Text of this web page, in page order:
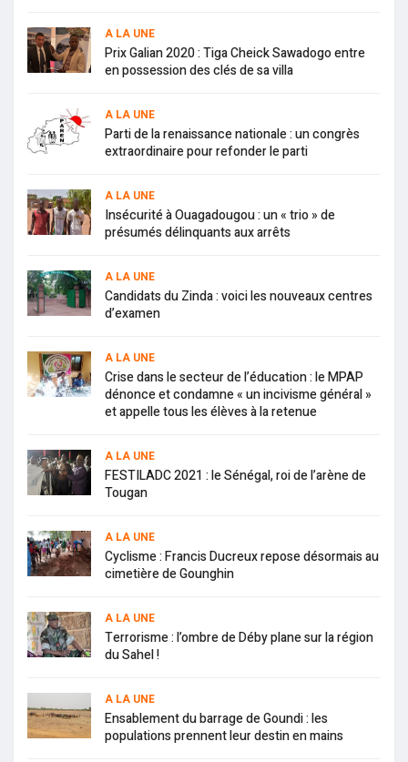
A LA UNE
Prix Galian 2020 : Tiga Cheick Sawadogo entre
en possession des clés de sa villa
A LA UNE
Parti de la renaissance nationale : un congrès
extraordinaire pour refonder le parti
A LA UNE
Insécurité à Ouagadougou : un « trio » de
présumés délinquants aux arrêts
A LA UNE
Candidats du Zinda : voici les nouveaux centres
d’examen
A LA UNE
Crise dans le secteur de l’éducation : le MPAP
dénonce et condamne « un incivisme général »
et appelle tous les élèves à la retenue
A LA UNE
FESTILADC 2021 : le Sénégal, roi de l’arène de
Tougan
A LA UNE
Cyclisme : Francis Ducreux repose désormais au
cimetière de Gounghin
A LA UNE
Terrorisme : l’ombre de Déby plane sur la région
du Sahel !
A LA UNE
Ensablement du barrage de Goundi : les
populations prennent leur destin en mains